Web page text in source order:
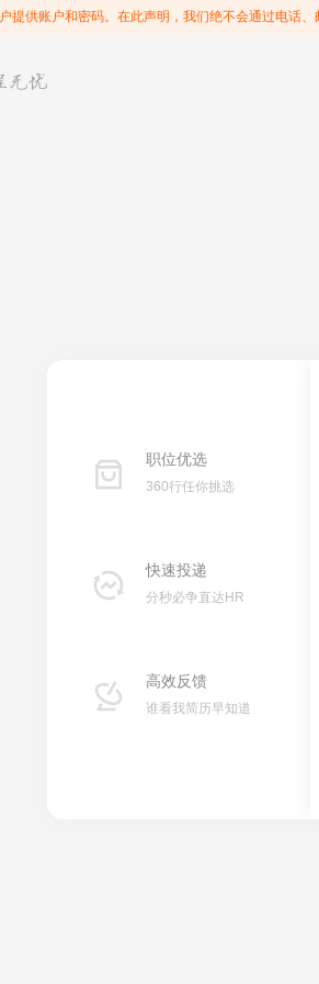
提供账户和密码。在此声明，我们绝不会通过电话
职位优选
360行任你挑选
快速投递
分秒必争直达HR
高效反馈
谁看我简历早知道